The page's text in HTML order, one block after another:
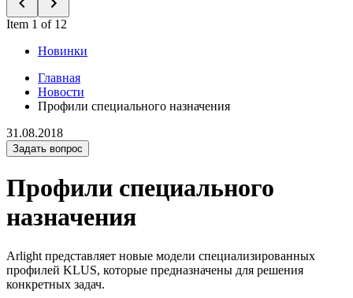
Item 1 of 12
Новинки
Главная
Новости
Профили специального назначения
31.08.2018
Задать вопрос
Профили специального
назначения
Arlight представляет новые модели специализированных
профилей KLUS, которые предназначены для решения
конкретных задач.